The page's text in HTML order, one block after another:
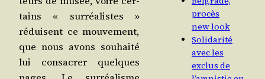
tains « sur­réa­listes »
réduisent ce mou­ve­ment,
que nous avons sou­hai­té
lui consa­crer quelques
procès
new look
Solidarité
avec les
exclus de